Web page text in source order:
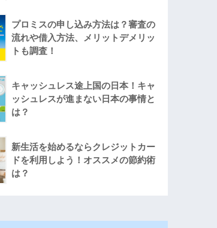
プロミスの申し込み方法は？審査の
流れや借入方法、メリットデメリッ
トも調査！
キャッシュレス途上国の日本！キャ
ッシュレスが進まない日本の事情と
は？
新生活を始めるならクレジットカー
ドを利用しよう！オススメの節約術
は？